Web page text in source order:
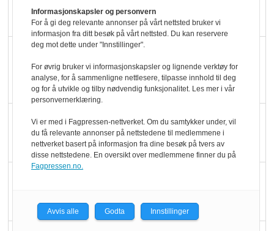
yoghurt: Trues av
melkemangel
Marit Kolby vant
Økologisk Norge sin
hederspris
Blir enklere å velge
økologisk i butikkhylla
med å få tak i nok melk
Informasjonskapsler og personvern
For å gi deg relevante annonser på vårt nettsted bruker vi
informasjon fra ditt besøk på vårt nettsted. Du kan reservere
deg mot dette under "Innstillinger".
For øvrig bruker vi informasjonskapsler og lignende verktøy for
analyse, for å sammenligne nettlesere, tilpasse innhold til deg
og for å utvikle og tilby nødvendig funksjonalitet. Les mer i vår
personvernerklæring.
Vi er med i Fagpressen-nettverket. Om du samtykker under, vil
du få relevante annonser på nettstedene til medlemmene i
nettverket basert på informasjon fra dine besøk på tvers av
disse nettstedene. En oversikt over medlemmene finner du på
Fagpressen.no.
Avvis alle Godta Innstillinger